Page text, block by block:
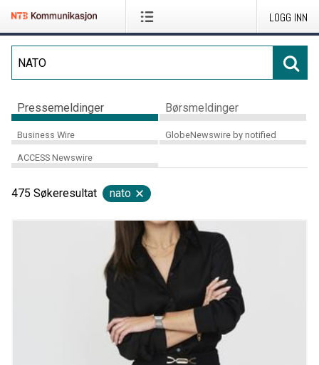
LOGG INN
Pressemeldinger Børsmeldinger
Business Wire GlobeNewswire by notified
ACCESS Newswire
475 Søkeresultat nato